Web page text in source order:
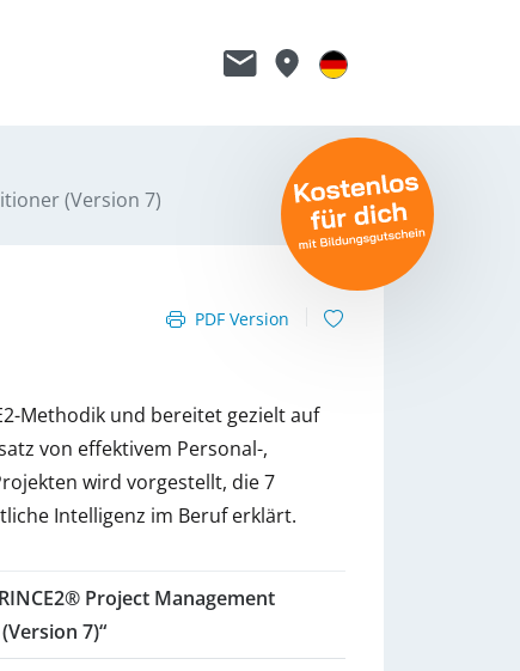
(Version 7)
PDF Version
Methodik und bereitet gezielt auf
von effektivem Personal-,
wird vorgestellt, die 7
Intelligenz im Beruf erklärt.
Project Management
7)“